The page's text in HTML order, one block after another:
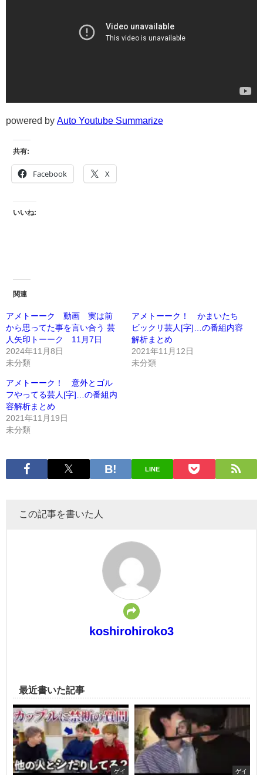
powered by Auto Youtube Summarize
共有:
Facebook X
いいね:
関連
アメトーーク 動画 実は前
から思ってた事を言い合う 芸
人矢印トーーク 11月7日
2024年11月8日
未分類
アメトーーク！ かまいたち
ビックリ芸人[字]…の番組内容
解析まとめ
2021年11月12日
未分類
アメトーーク！ 意外とゴル
フやってる芸人[字]…の番組内
容解析まとめ
2021年11月19日
未分類
LINE
この記事を書いた人
koshirohiroko3
最近書いた記事
ゲイ ゲイ